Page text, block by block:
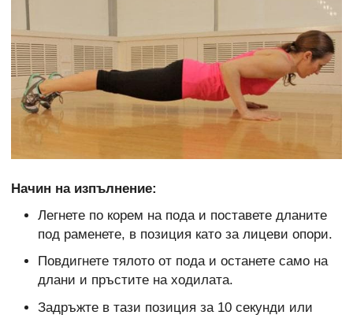
Начин на изпълнение:
Легнете по корем на пода и поставете дланите
под раменете, в позиция като за лицеви опори.
Повдигнете тялото от пода и останете само на
длани и пръстите на ходилата.
Задръжте в тази позиция за 10 секунди или